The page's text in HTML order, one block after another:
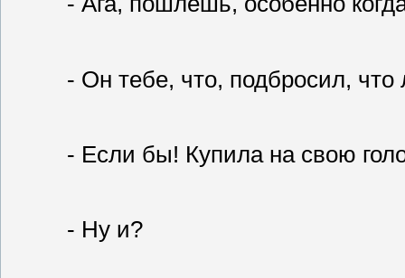
- Он тебе, что, подбросил, что
- Если бы! Купила на свою
- Ну и?